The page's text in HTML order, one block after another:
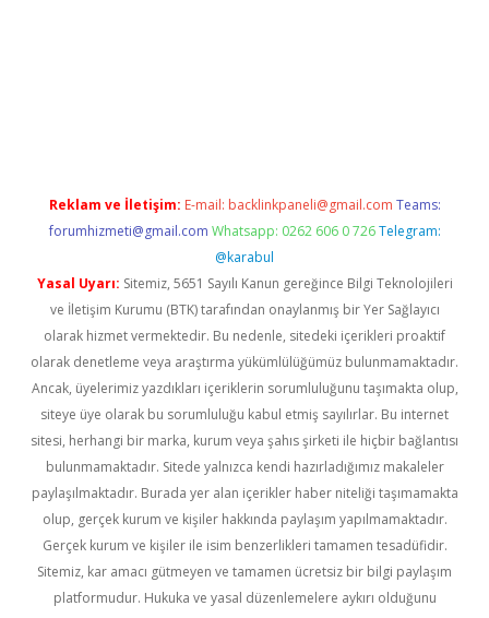
Reklam ve İletişim: E-mail: backlinkpaneli@gmail.com Teams:
forumhizmeti@gmail.com Whatsapp: 0262 606 0 726 Telegram:
@karabul
Yasal Uyarı: Sitemiz, 5651 Sayılı Kanun gereğince Bilgi Teknolojileri
ve İletişim Kurumu (BTK) tarafından onaylanmış bir Yer Sağlayıcı
olarak hizmet vermektedir. Bu nedenle, sitedeki içerikleri proaktif
olarak denetleme veya araştırma yükümlülüğümüz bulunmamaktadır.
Ancak, üyelerimiz yazdıkları içeriklerin sorumluluğunu taşımakta olup,
siteye üye olarak bu sorumluluğu kabul etmiş sayılırlar. Bu internet
sitesi, herhangi bir marka, kurum veya şahıs şirketi ile hiçbir bağlantısı
bulunmamaktadır. Sitede yalnızca kendi hazırladığımız makaleler
paylaşılmaktadır. Burada yer alan içerikler haber niteliği taşımamakta
olup, gerçek kurum ve kişiler hakkında paylaşım yapılmamaktadır.
Gerçek kurum ve kişiler ile isim benzerlikleri tamamen tesadüfidir.
Sitemiz, kar amacı gütmeyen ve tamamen ücretsiz bir bilgi paylaşım
platformudur. Hukuka ve yasal düzenlemelere aykırı olduğunu